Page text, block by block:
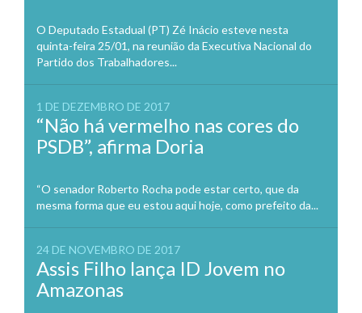
O Deputado Estadual (PT) Zé Inácio esteve nesta
quinta-feira 25/01, na reunião da Executiva Nacional do
Partido dos Trabalhadores...
1 DE DEZEMBRO DE 2017
“Não há vermelho nas cores do
PSDB”, afirma Doria
“O senador Roberto Rocha pode estar certo, que da
mesma forma que eu estou aqui hoje, como prefeito da...
24 DE NOVEMBRO DE 2017
Assis Filho lança ID Jovem no
Amazonas